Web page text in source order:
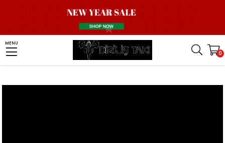
MENU
0
Men Silver Ring Islamic Rings
Kalem İşlemeli 35 Besmele Gümüş Yüzük